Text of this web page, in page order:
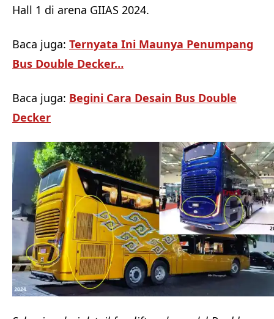
Hall 1 di arena GIIAS 2024.
Baca juga: Ternyata Ini Maunya Penumpang
Bus Double Decker…
Baca juga: Begini Cara Desain Bus Double
Decker